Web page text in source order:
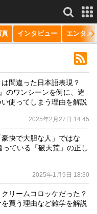
もっと見る
真 インタビュー エンタメ
は間違った日本語表現？
のワンシーンを例に、違
使ってしまう理由を解説
2025年2月27日 14:45
豪快で大胆な人」ではな
ている「破天荒」の正し
2025年1月9日 18:30
リームコロッケだった？
買う理由など雑学を解説